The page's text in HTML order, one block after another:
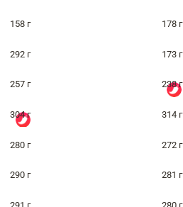
158 г 178 г
292 г 173 г
257 г 238 г
304 г 314 г
280 г 272 г
290 г 281 г